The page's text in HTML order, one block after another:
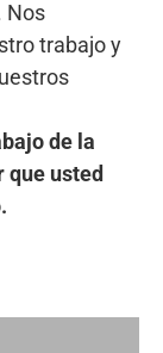
Nos
trabajo y
de la
usted